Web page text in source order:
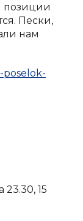
позиции
Пески,
нам
poselok-
15